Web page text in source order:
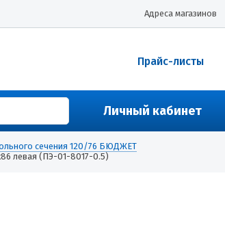
Адреса магазинов
Прайс-листы
Личный кабинет
сечения 120/76 БЮДЖЕТ
левая (ПЭ-01-8017-0.5)